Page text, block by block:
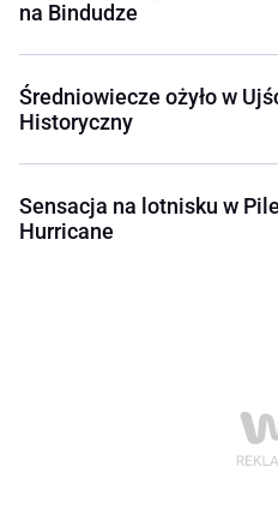
na Bindudze
Średniowiecze ożyło w
Historyczny
Sensacja na lotnisku w
Hurricane